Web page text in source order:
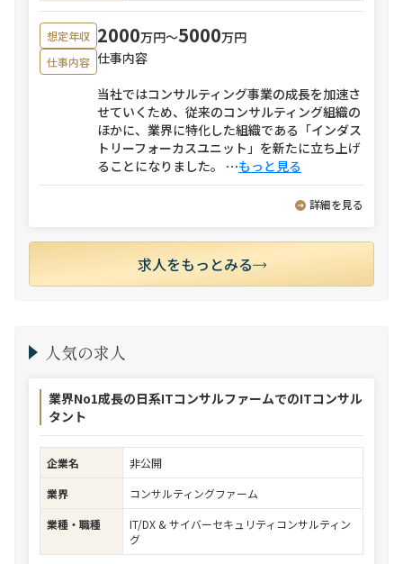
想定年収 2000万円〜5000万円
仕事内容 仕事内容
当社ではコンサルティング事業の成長を加速さ
せていくため、従来のコンサルティング組織の
ほかに、業界に特化した組織である「インダス
トリーフォーカスユニット」を新たに立ち上げ
ることになりました。 ⋯もっと見る
詳細を見る
求人をもっとみる
人気の求人
業界No1成長の日系ITコンサルファームでのITコンサル
タント
企業名
非公開
業界
コンサルティングファーム
業種・職種
IT/DX & サイバーセキュリティコンサルティン
グ